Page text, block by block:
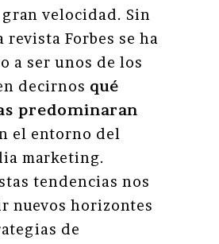
gran velocidad. Sin
revista Forbes se ha
a ser unos de los
decirnos qué
predominaran
el entorno del
marketing.
tendencias nos
nuevos horizontes
de